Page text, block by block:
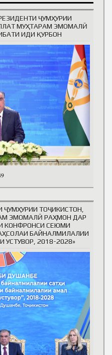
ҶУМҲУРИИ
МУҲТАРАМ ЭМОМАЛӢ
ИДИ ҚУРБОН
ҶУМҲУРИИ ТОҶИКИСТОН,
ЭМОМАЛӢ РАҲМОН ДАР
КОНФРОНСИ СЕЮМИ
БАЙНАЛМИЛАЛИИ
2018-2028»